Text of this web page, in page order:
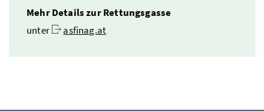
Mehr Details zur Rettungsgasse
unter
asfinag.at